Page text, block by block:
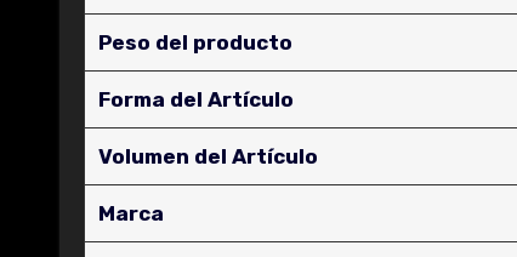
Peso del producto
Forma del Artículo
Volumen del Artículo
Marca